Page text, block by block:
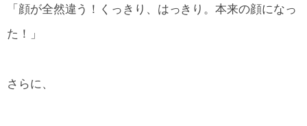
「顔が全然違う！くっきり、はっきり。本来の顔になっ
た！」
さらに、